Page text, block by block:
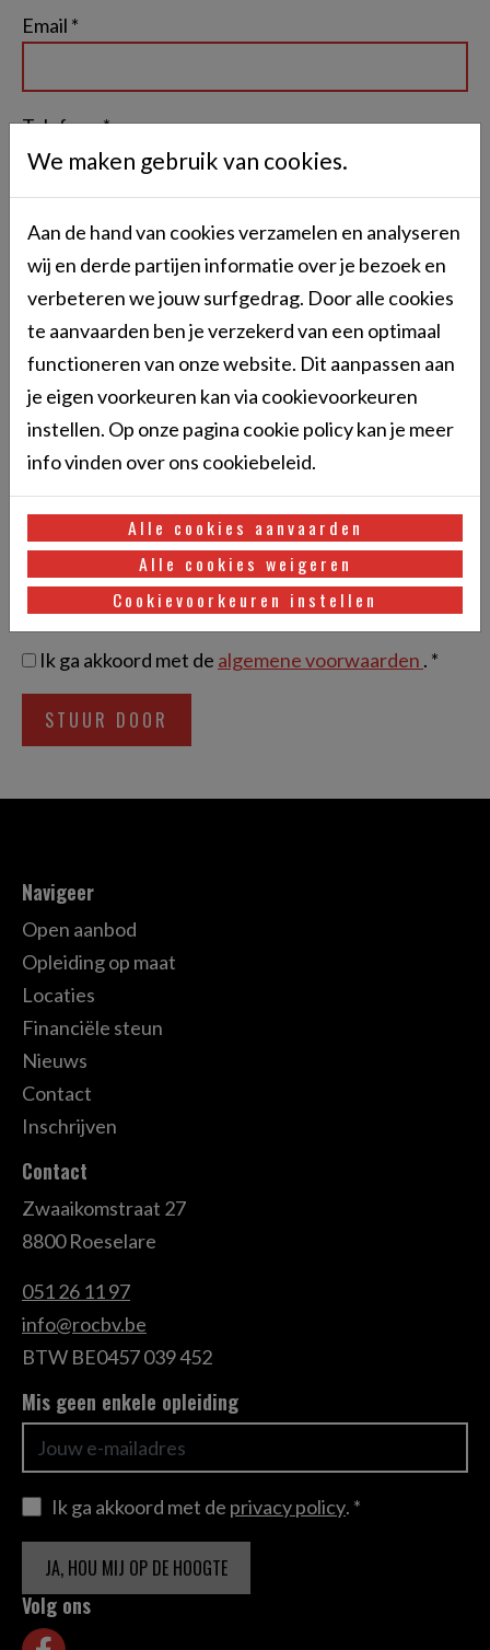
Email *
Telefoon *
BTW
Categorie *
Opleiding *
Periode *
Ik ga akkoord met deprivacy voorwaarden. *
Ik ga akkoord met de algemene voorwaarden . *
Navigeer
Open aanbod
Opleiding op maat
Locaties
Financiële steun
Nieuws
Contact
Inschrijven
Contact
Zwaaikomstraat 27
8800 Roeselare
051 26 11 97
info@rocbv.be
BTW BE0457 039 452
Mis geen enkele opleiding
Ik ga akkoord met de privacy policy. *
JA, HOU MIJ OP DE HOOGTE
Volg ons
We maken gebruik van cookies.
Aan de hand van cookies verzamelen en analyseren
wij en derde partijen informatie over je bezoek en
verbeteren we jouw surfgedrag. Door alle cookies
te aanvaarden ben je verzekerd van een optimaal
functioneren van onze website. Dit aanpassen aan
je eigen voorkeuren kan via cookievoorkeuren
instellen. Op onze pagina cookie policy kan je meer
info vinden over ons cookiebeleid.
Alle cookies aanvaarden
Alle cookies weigeren
Cookievoorkeuren instellen